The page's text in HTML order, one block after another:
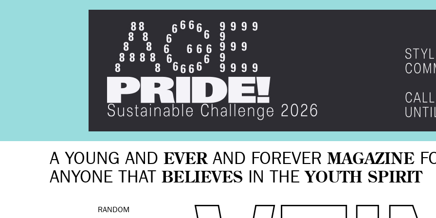
A YOUNG AND EVERAND FOREVER MAGAZINE
ANYONE THAT BELIEVES IN THE YOUTH SPIRIT
RANDOM